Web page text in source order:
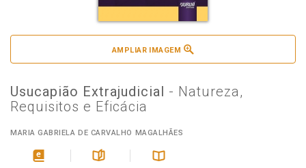
AMPLIAR IMAGEM
Usucapião Extrajudicial - Natureza,
Requisitos e Eficácia
MARIA GABRIELA DE CARVALHO MAGALHÃES